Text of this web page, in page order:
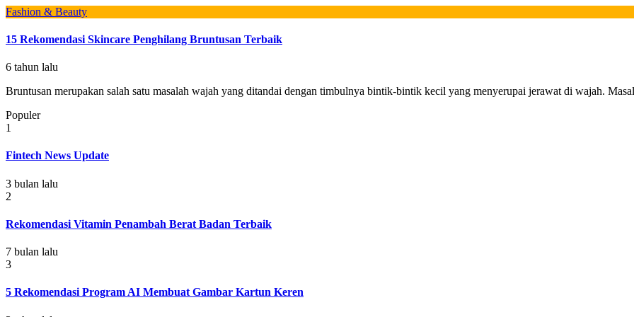
Fashion & Beauty
15 Rekomendasi Skincare Penghilang Bruntusan Terbaik
6 tahun lalu
Bruntusan merupakan salah satu masalah wajah yang ditandai dengan timbulnya bintik-bintik kecil yang menyerupai jerawat di wajah.
Populer
1
Fintech News Update
3 bulan lalu
2
Rekomendasi Vitamin Penambah Berat Badan Terbaik
7 bulan lalu
3
5 Rekomendasi Program AI Membuat Gambar Kartun Keren